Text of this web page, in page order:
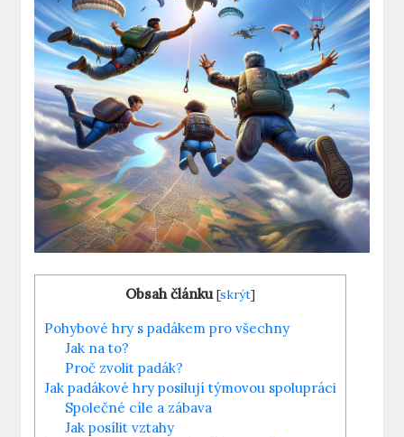
Obsah článku [skrýt]
Pohybové hry s padákem pro všechny
Jak na to?
Proč zvolit padák?
Jak padákové hry posilují týmovou spolupráci
Společné cíle a zábava
Jak posílit vztahy